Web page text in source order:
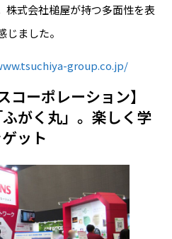
株式会社槌屋が持つ多面性を表
ました。
group.co.jp/
コーポレーション】
がく丸」。楽しく学
ット